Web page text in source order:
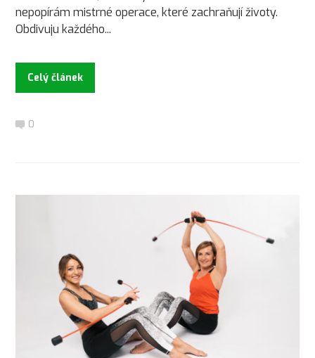
nepopírám mistrné operace, které zachraňují životy.
Obdivuju každého...
Celý článek
0